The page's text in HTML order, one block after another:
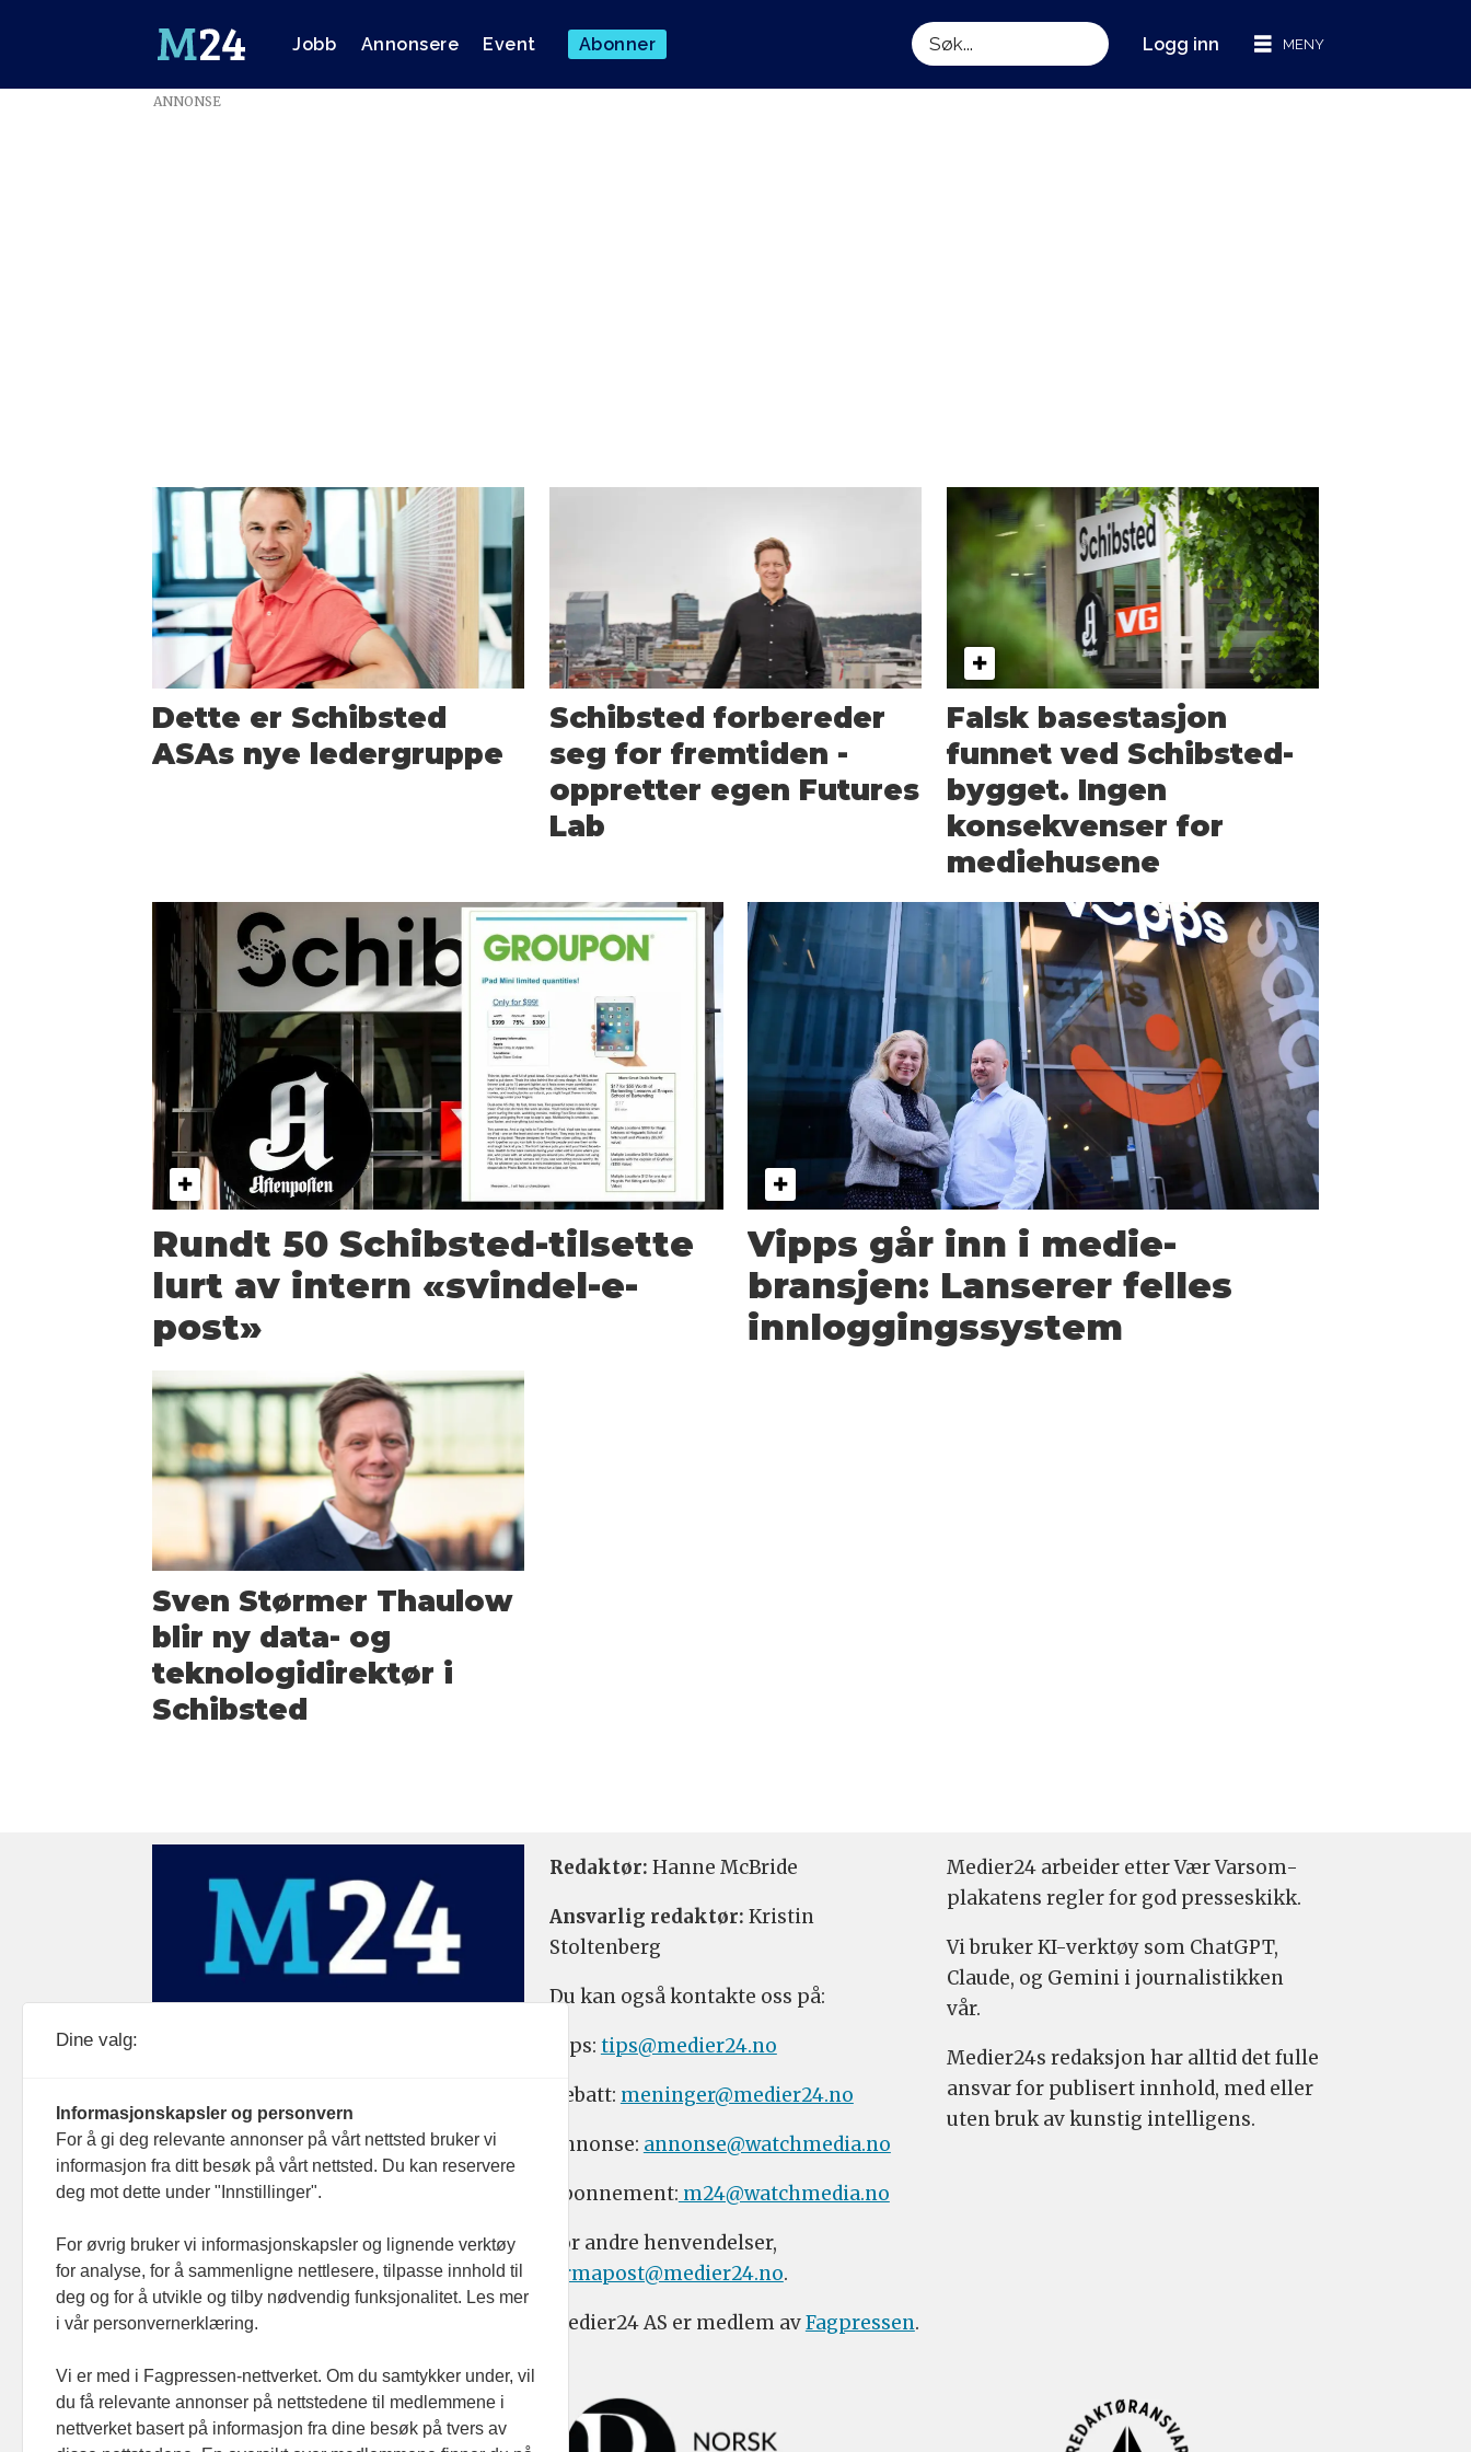
Jobb Annonsere Event Abonner
Søk
Logg inn
Emne:ANNONSE
Dette er Schibsted
ASAs nye ledergruppe
Schibsted forbereder
seg for fremtiden -
oppretter egen Futures
Lab
Falsk basestasjon
funnet ved Schibsted-
bygget. Ingen
konsekvenser for
mediehusene
Rundt 50 Schibsted-tilsette
lurt av intern «svindel-e-
post»
Vipps går inn i medie­
bransjen: Lanserer felles
innloggings­system
Sven Størmer Thaulow
blir ny data- og
teknologi­direktør i
Schibsted
Redaktør: Hanne McBride
Ansvarlig redaktør: Kristin
Stoltenberg
Du kan også kontakte oss på:
Tips: tips@medier24.no
Debatt: meninger@medier24.no
Annonse: annonse@watchmedia.no
Abonnement: m24@watchmedia.no
For andre henvendelser,
firmapost@medier24.no.
Medier24 AS er medlem avFagpressen.
Medier24 arbeider etter Vær Varsom-
plakatens regler for god presseskikk.
Vi bruker KI-verktøy som ChatGPT,
Claude, og Gemini i journalistikken
vår.
Medier24s redaksjon har alltid det fulle
ansvar for publisert innhold, med eller
uten bruk av kunstig intelligens.
Dine valg:
Informasjonskapsler og personvern
For å gi deg relevante annonser på vårt nettsted bruker vi
informasjon fra ditt besøk på vårt nettsted. Du kan reservere
deg mot dette under "Innstillinger".
For øvrig bruker vi informasjonskapsler og lignende verktøy
for analyse, for å sammenligne nettlesere, tilpasse innhold til
deg og for å utvikle og tilby nødvendig funksjonalitet. Les mer
i vår personvernerklæring.
Vi er med i Fagpressen-nettverket. Om du samtykker under, vil
du få relevante annonser på nettstedene til medlemmene i
nettverket basert på informasjon fra dine besøk på tvers av